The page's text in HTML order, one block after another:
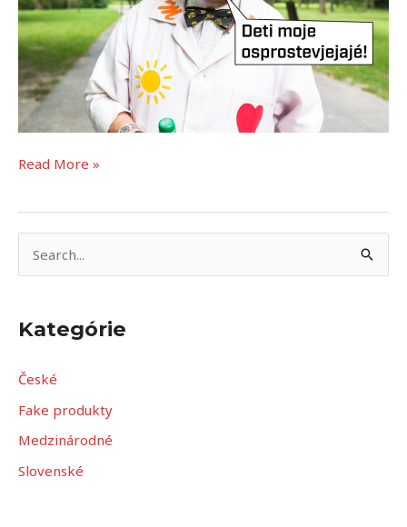
Read More »
ľ
a
ť
:
Kategórie
České
Fake produkty
Medzinárodné
Slovenské